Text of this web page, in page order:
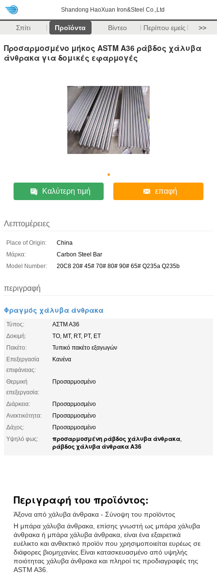
Shandong HaoXuan Iron&Steel Co.,Ltd
Σπίτι Προϊόντα Βίντεο Περίπου εμείς >>
Προσαρμοσμένο μήκος ASTM A36 ράβδος χάλυβα
άνθρακα για δομικές εφαρμογές
Καλύτερη τιμή επαφή
Λεπτομέρειες
Place of Origin:
China
Μάρκα:
Carbon Steel Bar
Model Number:
20C8 20# 45# 70# 80# 90# 65# Q235a Q235b
περιγραφή
Φραγμός χάλυβα άνθρακα
Τύπος:
ΑΣTM A36
Δοκιμή:
ΤΟ, ΜΤ, RT, PT, ET
Πακέτο:
Τυπικό πακέτο εξαγωγών
Επεξεργασία
επιφάνειας:
Κανένα
Θερμική
επεξεργασία:
Προσαρμοσμένο
Διάρκεια:
Προσαρμοσμένο
Ανεκτικότητα:
Προσαρμοσμένο
Δάχος:
Προσαρμοσμένο
Υψηλό φως:
προσαρμοσμένη ράβδος χάλυβα άνθρακα,
ράβδος χάλυβα άνθρακα A36
Περιγραφή του προϊόντος:
Άξονα από χάλυβα άνθρακα - Σύνοψη του προϊόντος
Η μπάρα χάλυβα άνθρακα, επίσης γνωστή ως μπάρα χάλυβα
άνθρακα ή μπάρα χάλυβα άνθρακα, είναι ένα εξαιρετικά
ευέλικτο και ανθεκτικό προϊόν που χρησιμοποιείται ευρέως σε
διάφορες βιομηχανίες.Είναι κατασκευασμένο από υψηλής
ποιότητας χάλυβα άνθρακα και πληροί τις προδιαγραφές της
ASTM A36.